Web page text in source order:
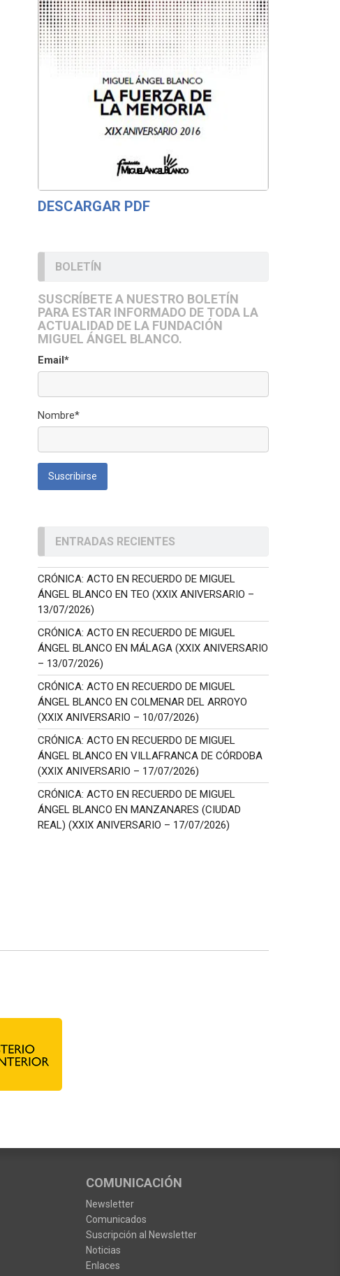
DESCARGAR PDF
BOLETÍN
SUSCRÍBETE A NUESTRO BOLETÍN
PARA ESTAR INFORMADO DE TODA LA
ACTUALIDAD DE LA FUNDACIÓN
MIGUEL ÁNGEL BLANCO.
Email*
Nombre*
ENTRADAS RECIENTES
CRÓNICA: ACTO EN RECUERDO DE MIGUEL
ÁNGEL BLANCO EN TEO (XXIX ANIVERSARIO –
13/07/2026)
CRÓNICA: ACTO EN RECUERDO DE MIGUEL
ÁNGEL BLANCO EN MÁLAGA (XXIX ANIVERSARIO
– 13/07/2026)
CRÓNICA: ACTO EN RECUERDO DE MIGUEL
ÁNGEL BLANCO EN COLMENAR DEL ARROYO
(XXIX ANIVERSARIO – 10/07/2026)
CRÓNICA: ACTO EN RECUERDO DE MIGUEL
ÁNGEL BLANCO EN VILLAFRANCA DE CÓRDOBA
(XXIX ANIVERSARIO – 17/07/2026)
CRÓNICA: ACTO EN RECUERDO DE MIGUEL
ÁNGEL BLANCO EN MANZANARES (CIUDAD
REAL) (XXIX ANIVERSARIO – 17/07/2026)
COMUNICACIÓN
Newsletter
Comunicados
Suscripción al Newsletter
Noticias
Enlaces